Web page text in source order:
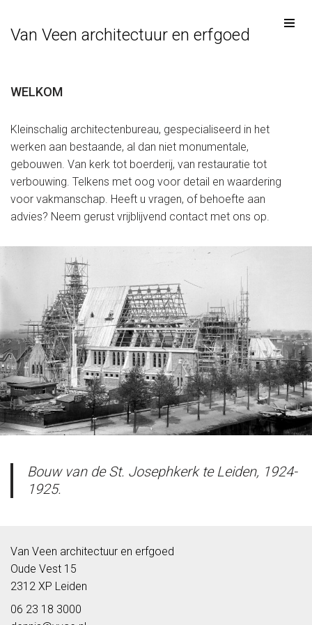
Ga
inhoud
Van Veen architectuur en erfgoed
WELKOM
Kleinschalig architectenbureau, gespecialiseerd in het
werken aan bestaande, al dan niet monumentale,
gebouwen. Van kerk tot boerderij, van restauratie tot
verbouwing. Telkens met oog voor detail en waardering
voor vakmanschap. Heeft u vragen, of behoefte aan
advies? Neem gerust vrijblijvend contact met ons op.
Bouw van de St. Josephkerk te Leiden, 1924-
1925.
Van Veen architectuur en erfgoed
Oude Vest 15
2312 XP Leiden
06 23 18 3000